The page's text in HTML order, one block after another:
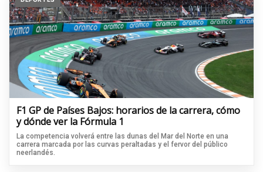
F1 GP de Países Bajos: horarios de la carrera, cómo
y dónde ver la Fórmula 1
La competencia volverá entre las dunas del Mar del Norte en una
carrera marcada por las curvas peraltadas y el fervor del público
neerlandés.